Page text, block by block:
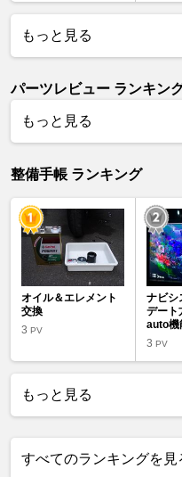
もっと見る
パーツレビュー ランキン
もっと見る
整備手帳 ランキング
オイル＆エレメント
交換
3 PV
ナビシ
デート
auto機
3PV
もっと見る
すべてのランキングを見